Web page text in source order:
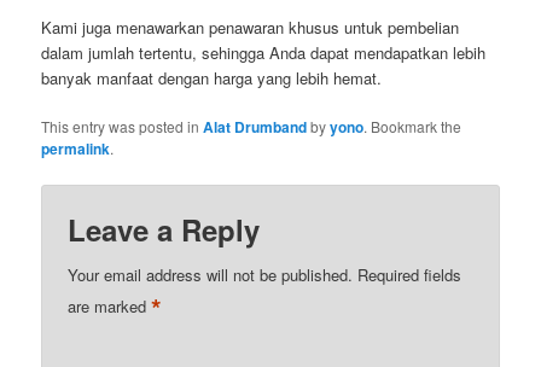
Kami juga menawarkan penawaran khusus untuk pembelian
dalam jumlah tertentu, sehingga Anda dapat mendapatkan lebih
banyak manfaat dengan harga yang lebih hemat.
This entry was posted inAlat Drumbandbyyono. Bookmark the
permalink.
Leave a Reply
Your email address will not be published. Required fields
are marked*